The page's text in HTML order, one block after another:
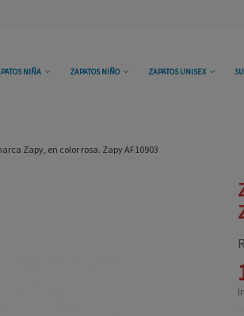
NIÑA ZAPATOS NIÑO ZAPATOS UNISEX
Zapy, en color rosa. Zapy AF10903